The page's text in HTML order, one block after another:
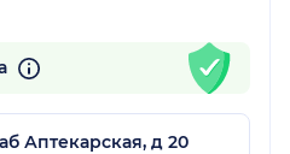
Аптекарская, д 20